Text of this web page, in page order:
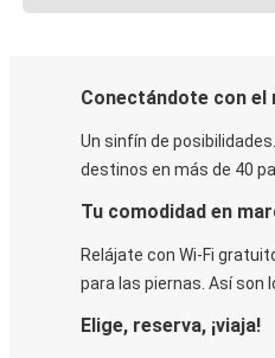
Conectándote con el
Un sinfín de
destinos en más de 40
Tu comodidad en
Relájate con Wi-Fi
para las piernas. Así son
Elige, reserva, ¡viaja!